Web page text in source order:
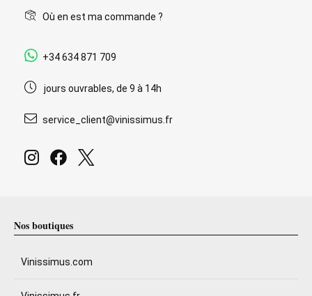
Où en est ma commande ?
+34 634 871 709
jours ouvrables, de 9 à 14h
service_client@vinissimus.fr
Nos boutiques
Vinissimus.com